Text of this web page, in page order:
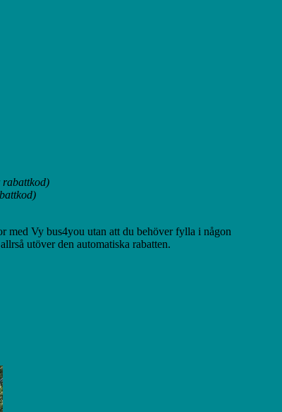
rabattkod)
med Vy bus4you utan att du behöver fylla i någon
utöver den automatiska rabatten.